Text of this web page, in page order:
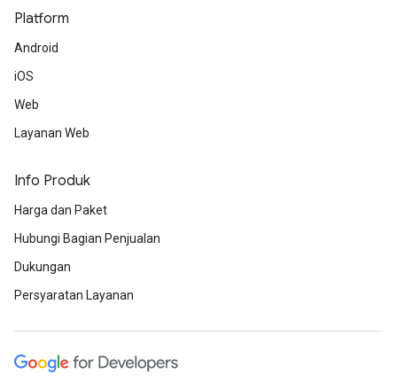
Platform
Android
iOS
Web
Layanan Web
Info Produk
Harga dan Paket
Hubungi Bagian Penjualan
Dukungan
Persyaratan Layanan